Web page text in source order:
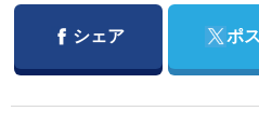
Facebook
シェア Twitter
ポ